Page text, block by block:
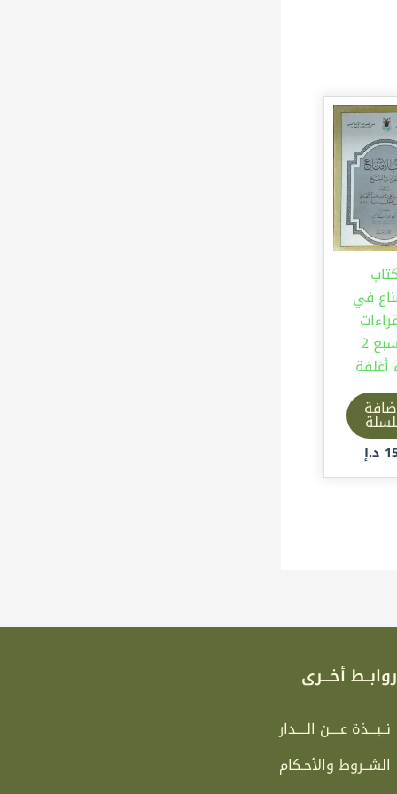
في
السبع 2
أغلفة
د.إ
روابــط أخـــرى
نــبـــذة عــــن الــــدار
الشــروط والأحـكام